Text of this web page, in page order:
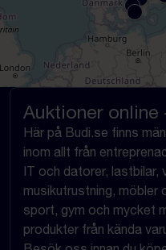
Auktioner online
Här på Budi.se finns
inom allt från
IT och datorer, lastbilar,
musikutrustning, möbler
sport, gym och mycket
produkter från kända